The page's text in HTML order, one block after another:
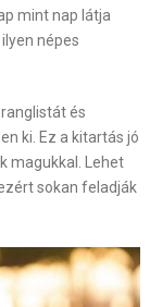
mint nap látja
népes
és
ki. Ez a kitartás jó
magukkal. Lehet
sokan feladják